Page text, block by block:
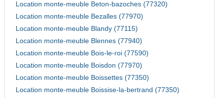
Location monte-meuble Beton-bazoches (77320)
Location monte-meuble Bezalles (77970)
Location monte-meuble Blandy (77115)
Location monte-meuble Blennes (77940)
Location monte-meuble Bois-le-roi (77590)
Location monte-meuble Boisdon (77970)
Location monte-meuble Boissettes (77350)
Location monte-meuble Boissise-la-bertrand (77350)